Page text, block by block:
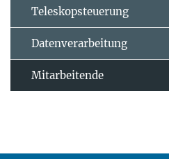
Teleskopsteuerung
Datenverarbeitung
Mitarbeitende